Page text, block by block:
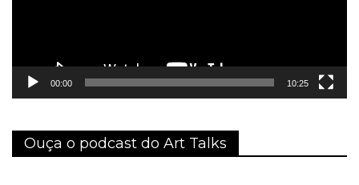
00:00 10:25
Ouça o podcast do Art Talks